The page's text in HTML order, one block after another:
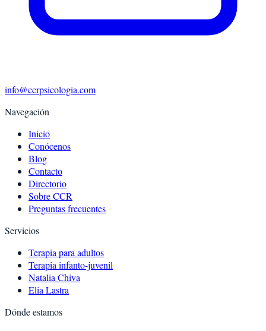
info@ccrpsicologia.com
Navegación
Inicio
Conócenos
Blog
Contacto
Directorio
Sobre CCR
Preguntas frecuentes
Servicios
Terapia para adultos
Terapia infanto-juvenil
Natalia Chiva
Elia Lastra
Dónde estamos